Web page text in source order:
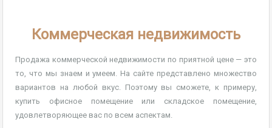
Коммерческая недвижимость
Продажа коммерческой недвижимости по приятной цене — это
то, что мы знаем и умеем. На сайте представлено множество
вариантов на любой вкус. Поэтому вы сможете, к примеру,
купить офисное помещение или складское помещение,
удовлетворяющее вас по всем аспектам.